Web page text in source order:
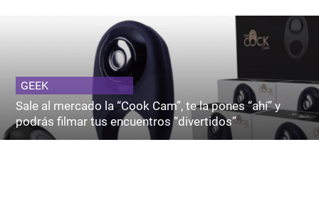
GEEK
Sale al mercado la “Cook Cam”, te la pones “ahí” y
podrás filmar tus encuentros “divertidos”